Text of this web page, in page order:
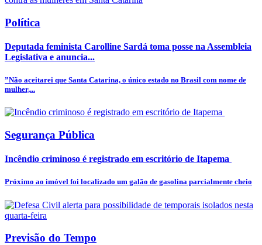
Política
Deputada feminista Carolline Sardá toma posse na Assembleia
Legislativa e anuncia...
”Não aceitarei que Santa Catarina, o único estado no Brasil com nome de
mulher,...
Segurança Pública
Incêndio criminoso é registrado em escritório de Itapema
Próximo ao imóvel foi localizado um galão de gasolina parcialmente cheio
Previsão do Tempo